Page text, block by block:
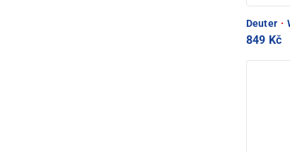
Deuter ·
849 Kč